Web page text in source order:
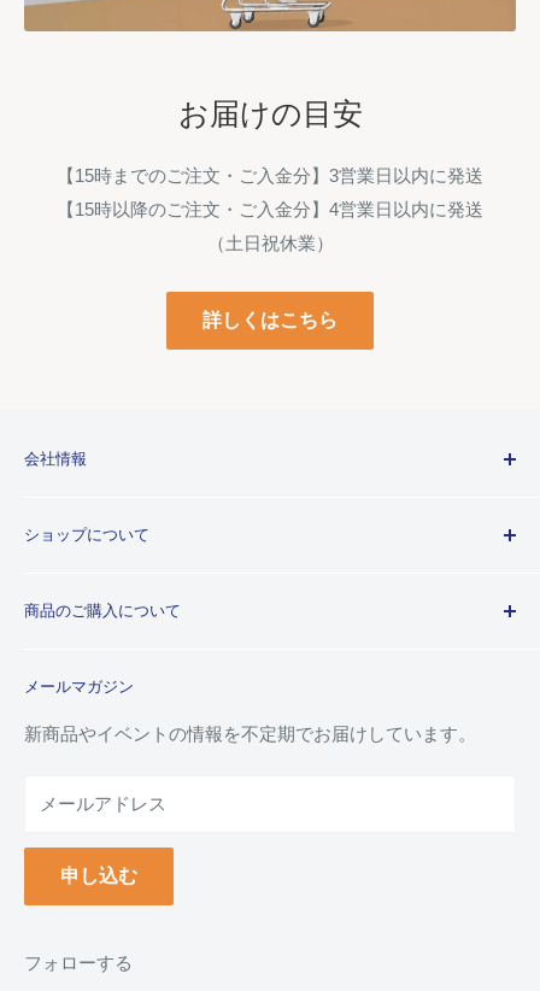
お届けの目安
【15時までのご注文・ご入金分】3営業日以内に発送
【15時以降のご注文・ご入金分】4営業日以内に発送
（土日祝休業）
詳しくはこちら
会社情報
歴史
ショップについて
利用規約
商品のご購入について
よくあるご質問
お支払い方法について
納品書(領収書)について
万年毛筆の名入れについて
クーポンについて
返品について
メールマガジン
新商品やイベントの情報を不定期でお届けしています。
メールアドレス
申し込む
フォローする